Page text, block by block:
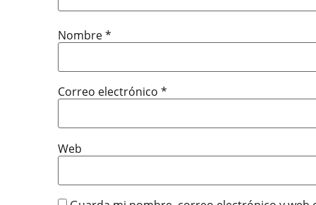
Nombre*
Correo electrónico *
Web